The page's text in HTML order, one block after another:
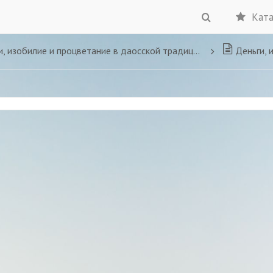
изобилие и процветание в даосской традиции Деньги,